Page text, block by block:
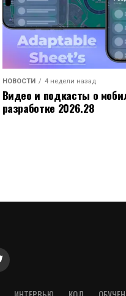
НОВОСТИ 4 недели назад
Видео и подкасты о
разработке 2026.28